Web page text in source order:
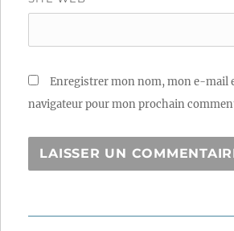
Enregistrer mon nom, mon e-mail
navigateur pour mon prochain